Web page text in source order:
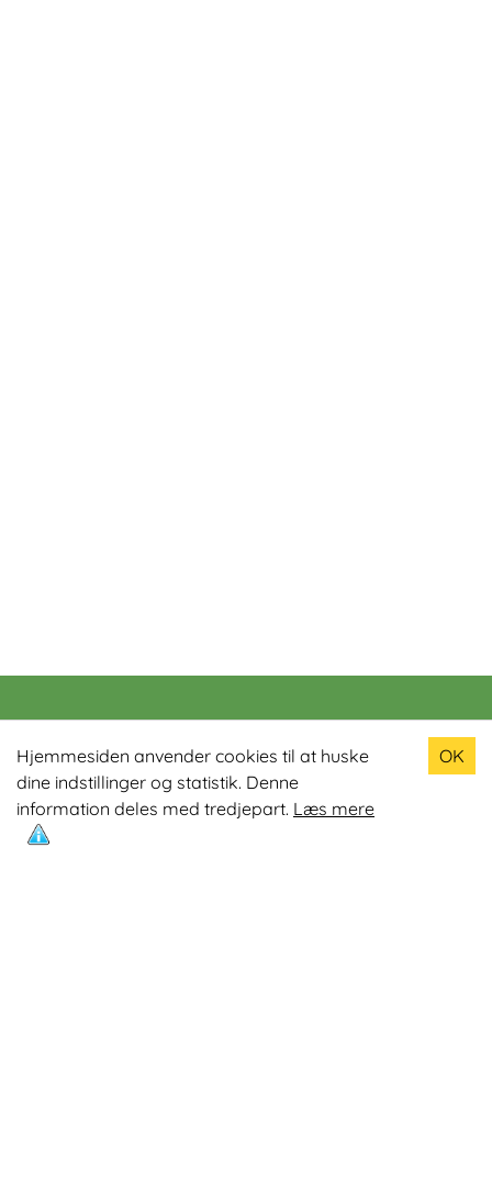
Hjemmesiden anvender cookies til at huske
dine indstillinger og statistik. Denne
information deles med tredjepart. Læs mere
OK
Populære produkter
Odin R900 Romaskine
Odin S900 Spinningcykel